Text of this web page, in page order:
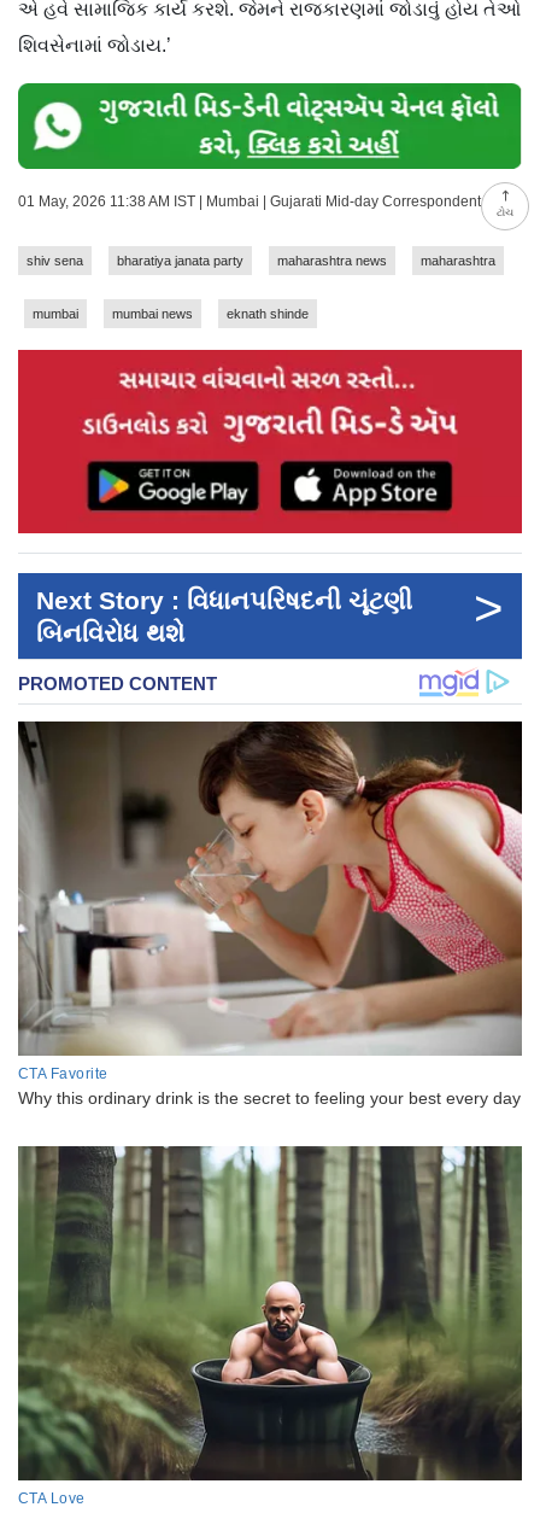
ટોચ
એ હવે સામાજિક કાર્ય કરશે. જેમને રાજકારણમાં જોડાવું હોય તેઓ
શિવસેનામાં જોડાય.’
01 May, 2026 11:38 AM IST | Mumbai | Gujarati Mid-day Correspondent
shiv sena bharatiya janata party maharashtra news maharashtra
mumbai mumbai news eknath shinde
Next Story : વિધાનપરિષદની ચૂંટણી
બિનવિરોધ થશે
>